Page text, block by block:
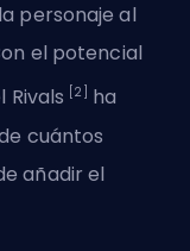
personaje al
el potencial
Rivals
[2]
ha
cuántos
añadir el